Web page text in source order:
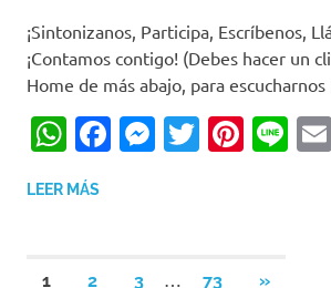
¡Sintonizanos, Participa, Escríbenos,
¡Contamos contigo! (Debes hacer un
Home de más abajo, para
WhatsApp
Facebook
Messenger
Twitter
LEER MÁS
1 2 3 73 »